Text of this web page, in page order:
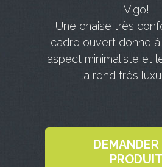
Vigo!
Une chaise très
cadre ouvert donne à
aspect minimaliste et
la rend très
PRODUIT